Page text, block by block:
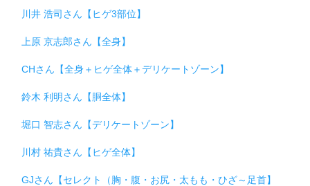
川井 浩司さん【ヒゲ3部位】
上原 京志郎さん【全身】
CHさん【全身＋ヒゲ全体＋デリケートゾーン】
鈴木 利明さん【胴全体】
堀口 智志さん【デリケートゾーン】
川村 祐貴さん【ヒゲ全体】
GJさん【セレクト（胸・腹・お尻・太もも・ひざ～足首】